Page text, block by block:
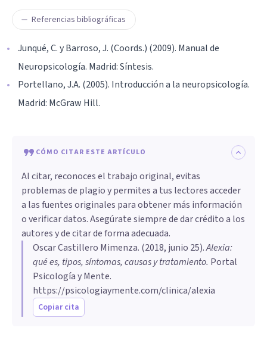
Referencias bibliográficas
Junqué, C. y Barroso, J. (Coords.) (2009). Manual de
Neuropsicología. Madrid: Síntesis.
Portellano, J.A. (2005). Introducción a la neuropsicología.
Madrid: McGraw Hill.
CÓMO CITAR ESTE ARTÍCULO
Al citar, reconoces el trabajo original, evitas
problemas de plagio y permites a tus lectores acceder
a las fuentes originales para obtener más información
o verificar datos. Asegúrate siempre de dar crédito a los
autores y de citar de forma adecuada.
Oscar Castillero Mimenza. (2018, junio 25).Alexia:
qué es, tipos, síntomas, causas y tratamiento. Portal
Psicología y Mente.
https://psicologiaymente.com/clinica/alexia
Copiar cita